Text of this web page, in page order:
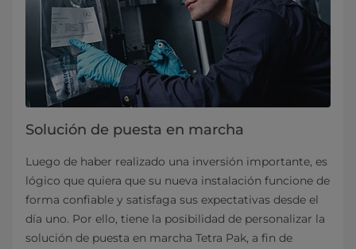
Solución de puesta en marcha
Luego de haber realizado una inversión importante, es
lógico que quiera que su nueva instalación funcione de
forma confiable y satisfaga sus expectativas desde el
día uno. Por ello, tiene la posibilidad de personalizar la
solución de puesta en marcha Tetra Pak, a fin de